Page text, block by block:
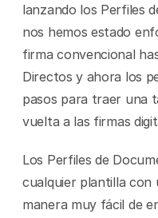
lanzando los Perfiles
nos hemos estado
firma convencional
Directos y ahora los
pasos para traer una
vuelta a las firmas
Los Perfiles de
cualquier plantilla con
manera muy fácil de